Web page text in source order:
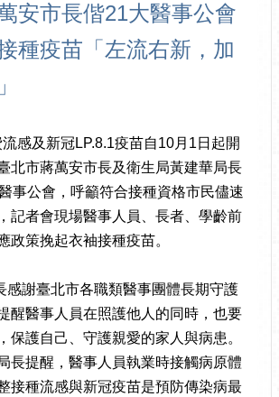
安市長偕21大醫事公會
種疫苗「左流右新，加
及新冠LP.8.1疫苗自10月1日起開
北市蔣萬安市長及衛生局黃建華局長
事公會，呼籲符合接種資格市民儘速
記者會現場醫事人員、長者、學齡前
政策挽起衣袖接種疫苗。
謝臺北市各職類醫事團體長期守護
醒醫事人員在照護他人的同時，也要
保護自己、守護親愛的家人與病患。
長提醒，醫事人員執業時接觸病原體
接種流感與新冠疫苗是預防傳染病最